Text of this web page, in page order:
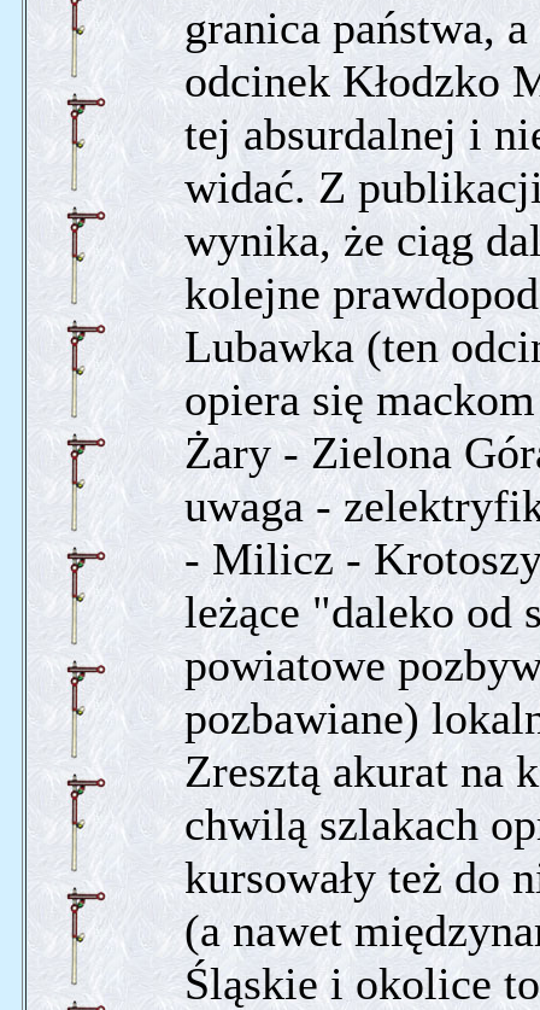
granica państwa,
odcinek Kłodzko
tej absurdalnej i
widać. Z
wynika, że ciąg
kolejne
Lubawka (ten
opiera się
Żary - Zielona
uwaga -
- Milicz -
leżące "daleko od
powiatowe
pozbawiane)
Zresztą akurat na
chwilą szlakach
kursowały też do
(a nawet
Śląskie i okolice